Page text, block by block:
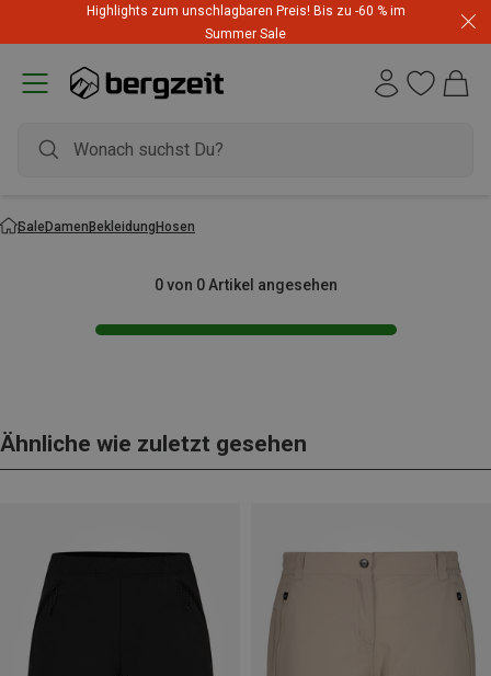
Highlights zum unschlagbaren Preis! Bis zu -60 % im
Summer Sale
SaleDamenBekleidungHosen
0 von 0 Artikel angesehen
Ähnliche wie zuletzt gesehen